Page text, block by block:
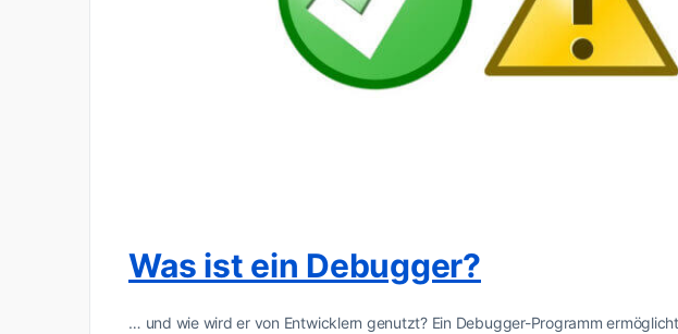
Was ist ein Debugger?
… und wie wird er von Entwicklern genutzt? Ein Debugger-Programm